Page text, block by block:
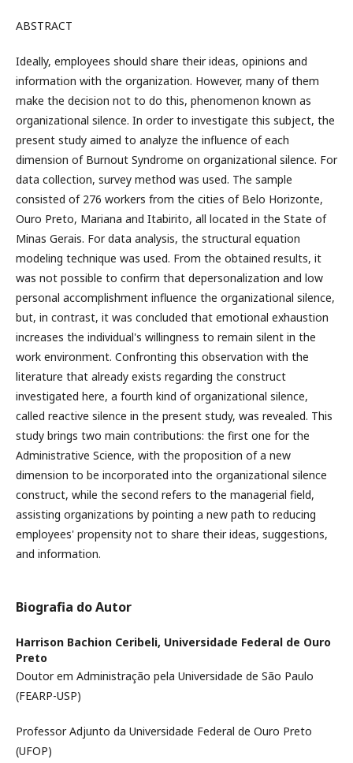
ABSTRACT
Ideally, employees should share their ideas, opinions and
information with the organization. However, many of them
make the decision not to do this, phenomenon known as
organizational silence. In order to investigate this subject, the
present study aimed to analyze the influence of each
dimension of Burnout Syndrome on organizational silence. For
data collection, survey method was used. The sample
consisted of 276 workers from the cities of Belo Horizonte,
Ouro Preto, Mariana and Itabirito, all located in the State of
Minas Gerais. For data analysis, the structural equation
modeling technique was used. From the obtained results, it
was not possible to confirm that depersonalization and low
personal accomplishment influence the organizational silence,
but, in contrast, it was concluded that emotional exhaustion
increases the individual's willingness to remain silent in the
work environment. Confronting this observation with the
literature that already exists regarding the construct
investigated here, a fourth kind of organizational silence,
called reactive silence in the present study, was revealed. This
study brings two main contributions: the first one for the
Administrative Science, with the proposition of a new
dimension to be incorporated into the organizational silence
construct, while the second refers to the managerial field,
assisting organizations by pointing a new path to reducing
employees' propensity not to share their ideas, suggestions,
and information.
Biografia do Autor
Harrison Bachion Ceribeli, Universidade Federal de Ouro
Preto
Doutor em Administração pela Universidade de São Paulo
(FEARP-USP)
Professor Adjunto da Universidade Federal de Ouro Preto
(UFOP)